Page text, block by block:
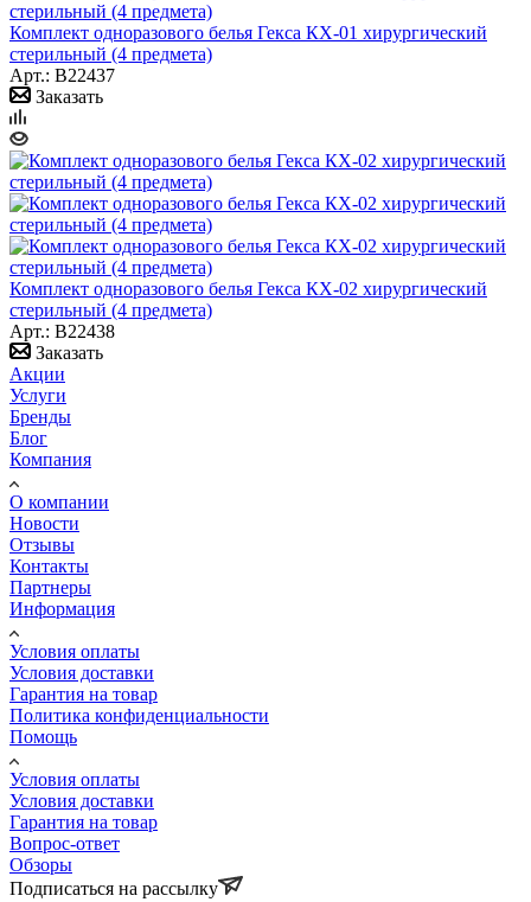
Комплект одноразового белья Гекса КХ-01 хирургический
стерильный (4 предмета)
Арт.: B22437
Заказать
Комплект одноразового белья Гекса КХ-02 хирургический
стерильный (4 предмета)
Арт.: B22438
Заказать
Акции
Услуги
Бренды
Блог
Компания
О компании
Новости
Отзывы
Контакты
Партнеры
Информация
Условия оплаты
Условия доставки
Гарантия на товар
Политика конфиденциальности
Помощь
Условия оплаты
Условия доставки
Гарантия на товар
Вопрос-ответ
Обзоры
Подписаться на рассылку